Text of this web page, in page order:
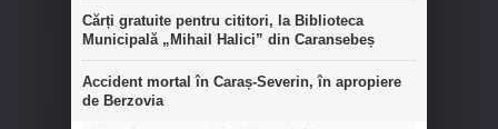
Cărți gratuite pentru cititori, la Biblioteca
Municipală „Mihail Halici” din Caransebeș
Accident mortal în Caraș-Severin, în apropiere
de Berzovia